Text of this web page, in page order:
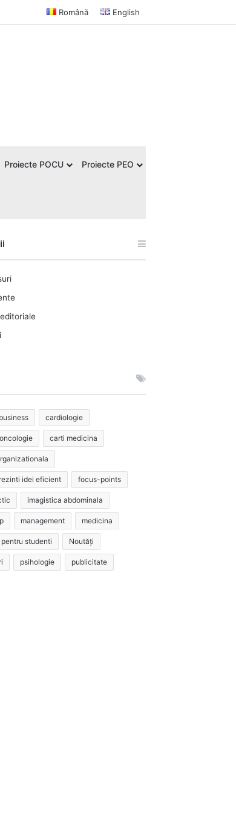
Română English
Proiecte POCU Proiecte PEO
business cardiologie
carti medicina
idei eficient focus-points
imagistica abdominala
management medicina
studenti Noutăți
psihologie publicitate